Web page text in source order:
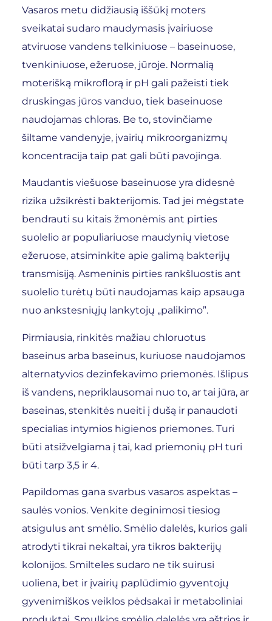
Vasaros metu didžiausią iššūkį moters
sveikatai sudaro maudymasis įvairiuose
atviruose vandens telkiniuose – baseinuose,
tvenkiniuose, ežeruose, jūroje. Normalią
moterišką mikroflorą ir pH gali pažeisti tiek
druskingas jūros vanduo, tiek baseinuose
naudojamas chloras. Be to, stovinčiame
šiltame vandenyje, įvairių mikroorganizmų
koncentracija taip pat gali būti pavojinga.
Maudantis viešuose baseinuose yra didesnė
rizika užsikrėsti bakterijomis. Tad jei mėgstate
bendrauti su kitais žmonėmis ant pirties
suolelio ar populiariuose maudynių vietose
ežeruose, atsiminkite apie galimą bakterijų
transmisiją. Asmeninis pirties rankšluostis ant
suolelio turėtų būti naudojamas kaip apsauga
nuo ankstesniųjų lankytojų „palikimo”.
Pirmiausia, rinkitės mažiau chloruotus
baseinus arba baseinus, kuriuose naudojamos
alternatyvios dezinfekavimo priemonės. Išlipus
iš vandens, nepriklausomai nuo to, ar tai jūra, ar
baseinas, stenkitės nueiti į dušą ir panaudoti
specialias intymios higienos priemones. Turi
būti atsižvelgiama į tai, kad priemonių pH turi
būti tarp 3,5 ir 4.
Papildomas gana svarbus vasaros aspektas –
saulės vonios. Venkite deginimosi tiesiog
atsigulus ant smėlio. Smėlio dalelės, kurios gali
atrodyti tikrai nekaltai, yra tikros bakterijų
kolonijos. Smilteles sudaro ne tik suirusi
uoliena, bet ir įvairių paplūdimio gyventojų
gyvenimiškos veiklos pėdsakai ir metaboliniai